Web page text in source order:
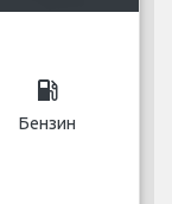
local_gas_station
Бензин